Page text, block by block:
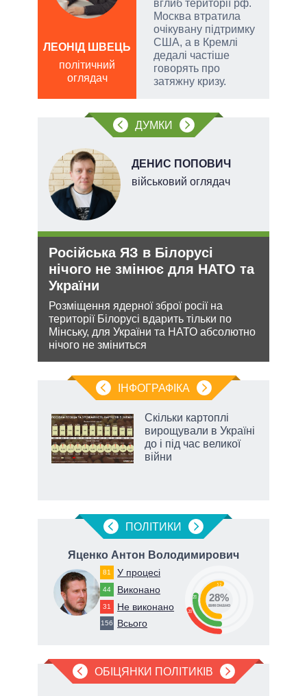
вглиб території рф.
Москва втратила
очікувану підтримку
США, а в Кремлі
дедалі частіше
говорять про
затяжну кризу.
ЛЕОНІД ШВЕЦЬ
політичний
оглядач
ДУМКИ
ДЕНИС ПОПОВИЧ
військовий оглядач
Російська ЯЗ в Білорусі
нічого не змінює для НАТО та
України
Розміщення ядерної зброї росії на
території Білорусі вдарить тільки по
Мінську, для України та НАТО абсолютно
нічого не зміниться
ІНФОГРАФІКА
Скільки картоплі
вирощували в Україні
до і під час великої
війни
ПОЛIТИКИ
Яценко Антон Володимирович
81 У процесі
44 Виконано
31 Не виконано
156 Всього
20
28
52
28%
виконано
ОБІЦЯНКИ ПОЛІТИКІВ